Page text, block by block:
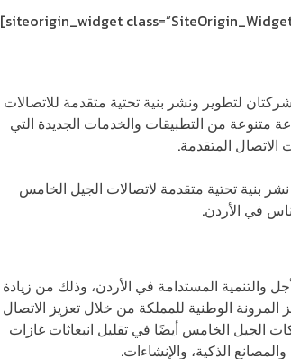
[siteorigin_widget
لتطوير ونشر بنية تحتية متقدمة للاتصالات
من التطبيقات والخدمات الجديدة التي
المتقدمة.
بنية تحتية متقدمة لاتصالات الجيل الخامس
في الأردن.
والتنمية المستدامة في الأردن، وذلك من زيادة
الوطنية للمملكة من خلال تعزيز الاتصال
الجيل الخامس أيضًا في تقليل انبعاثات غازات
الذكية، والإنشاءات.